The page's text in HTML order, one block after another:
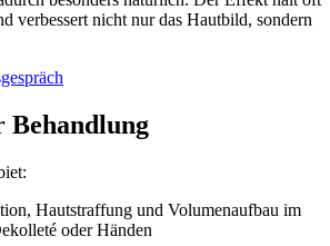
verbessert nicht nur das Hautbild, sondern
Behandlung
Hautstraffung und Volumenaufbau im
oder Händen